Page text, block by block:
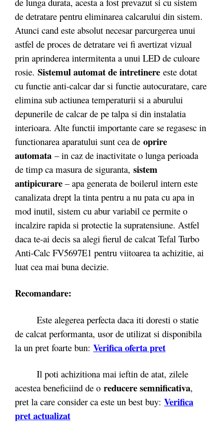
de detratare pentru eliminarea calcarului din sistem.
Atunci cand este absolut necesar parcurgerea unui
astfel de proces de detratare vei fi avertizat vizual
prin aprinderea intermitenta a unui LED de culoare
rosie. Sistemul automat de intretinere este dotat
cu functie anti-calcar dar si functie autocuratare, care
elimina sub actiunea temperaturii si a aburului
depunerile de calcar de pe talpa si din instalatia
interioara. Alte functii importante care se regasesc in
functionarea aparatului sunt cea de oprire
automata – in caz de inactivitate o lunga perioada
de timp ca masura de siguranta, sistem
antipicurare – apa generata de boilerul intern este
canalizata drept la tinta pentru a nu pata cu apa in
mod inutil, sistem cu abur variabil ce permite o
incalzire rapida si protectie la supratensiune. Astfel
daca te-ai decis sa alegi fierul de calcat Tefal Turbo
Anti-Calc FV5697E1 pentru viitoarea ta achizitie, ai
luat cea mai buna decizie.
Recomandare:
Este alegerea perfecta daca iti doresti o statie
de calcat performanta, usor de utilizat si disponibila
la un pret foarte bun: Verifica oferta pret
Il poti achizitiona mai ieftin de atat, zilele
acestea beneficiind de o reducere semnificativa,
pret la care consider ca este un best buy: Verifica
pret actualizat